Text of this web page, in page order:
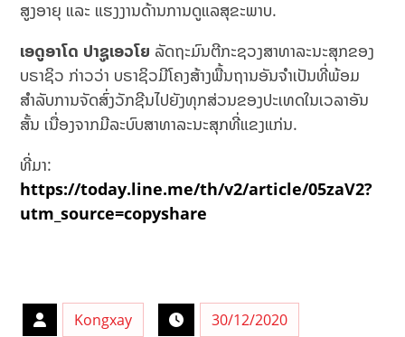
ສູງອາຍຸ ແລະ ແຮງງານດ້ານການດູແລສຸຂະພາບ.
ເອດູອາໂດ ປາຊູເອວໂຍ ລັດຖະມົນຕີກະຊວງສາທາລະນະສຸກຂອງ
ບຣາຊິວ ກ່າວວ່າ ບຣາຊິວມີໂຄງສ້າງພື້ນຖານອັນຈຳເປັນທີ່ພ້ອມ
ສຳລັບການຈັດສົ່ງວັກຊີນໄປຍັງທຸກສ່ວນຂອງປະເທດໃນເວລາອັນ
ສັ້ນ ເນື່ອງຈາກມີລະບົບສາທາລະນະສຸກທີ່ແຂງແກ່ນ.
ທີ່ມາ:
https://today.line.me/th/v2/article/05zaV2?
utm_source=copyshare
Kongxay 30/12/2020